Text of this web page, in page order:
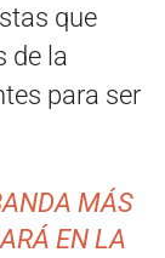
que
de la
para ser
MÁS
EN LA